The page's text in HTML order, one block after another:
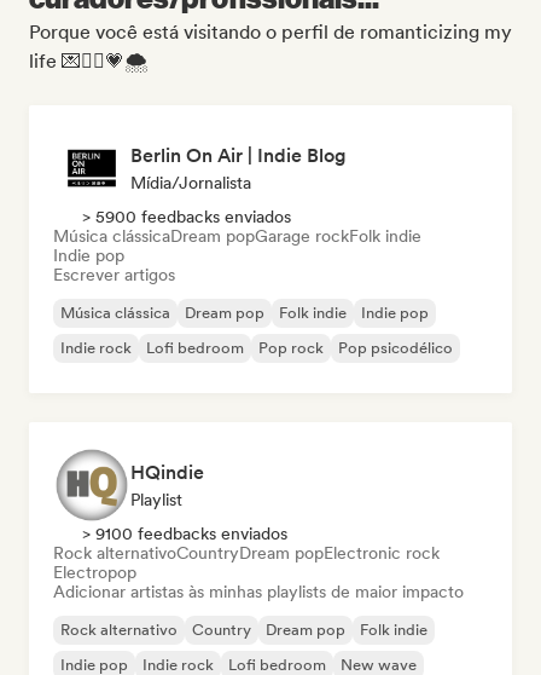
Porque você está visitando o perfil de romanticizing my
life 💌🧚‍♀️💗🌨
Berlin On Air | Indie Blog
Mídia/Jornalista
> 5900 feedbacks enviados
Música clássicaDream popGarage rockFolk indie
Indie pop
Escrever artigos
Música clássica Dream pop Folk indie
Indie pop
Indie rock
Lofi bedroom Pop rock Pop psicodélico
HQindie
Playlist
> 9100 feedbacks enviados
Rock alternativoCountryDream popElectronic rock
Electropop
Adicionar artistas às minhas playlists de maior impacto
Rock alternativo Country Dream pop
Folk indie
Indie pop
Indie rock Lofi bedroom New wave